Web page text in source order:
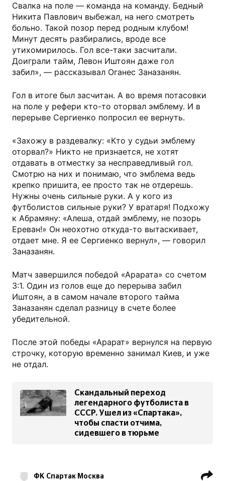
Свалка на поле — команда на команду. Бедный
Никита Павлович выбежал, на него смотреть
больно. Такой позор перед родным клубом!
Минут десять разбирались, вроде все
утихомирилось. Гол все-таки засчитали.
Доиграли тайм, Левон Иштоян даже гол
забил», — рассказывал Оганес Заназанян.
Гол в итоге был засчитан. А во время потасовки
на поле у рефери кто-то оторвал эмблему. И в
перерыве Сергиенко попросил ее вернуть.
«Захожу в раздевалку: «Кто у судьи эмблему
оторвал?» Никто не признается, не хотят
отдавать в отместку за несправедливый гол.
Смотрю на них и понимаю, что эмблема ведь
крепко пришита, ее просто так не отдерешь.
Нужны очень сильные руки. А у кого из
футболистов сильные руки? У вратаря! Подхожу
к Абрамяну: «Алеша, отдай эмблему, не позорь
Ереван!» Он неохотно откуда-то вытаскивает,
отдает мне. Я ее Сергиенко вернул», — говорил
Заназанян.
Матч завершился победой «Арарата» со счетом
3:1. Один из голов еще до перерыва забил
Иштоян, а в самом начале второго тайма
Заназанян сделал разницу в счете более
убедительной.
После этой победы «Арарат» вернулся на первую
строчку, которую временно занимал Киев, и уже
не отдал.
Скандальный переход
легендарного футболиста в
СССР. Ушел из «Спартака»,
чтобы спасти отчима,
сидевшего в тюрьме
ФК Спартак Москва